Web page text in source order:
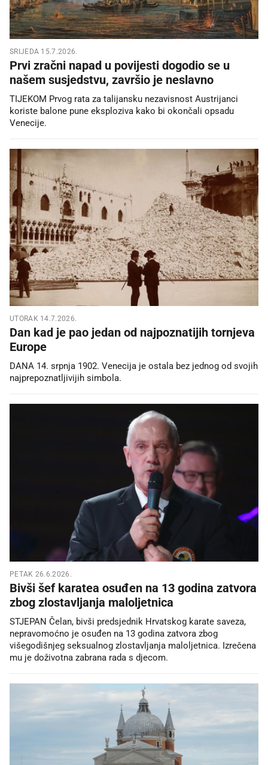
SRIJEDA 15.7.2026.
Prvi zračni napad u povijesti dogodio se u
našem susjedstvu, završio je neslavno
TIJEKOM Prvog rata za talijansku nezavisnost Austrijanci
koriste balone pune eksploziva kako bi okončali opsadu
Venecije.
UTORAK 14.7.2026.
Dan kad je pao jedan od najpoznatijih tornjeva
Europe
DANA 14. srpnja 1902. Venecija je ostala bez jednog od svojih
najprepoznatljivijih simbola.
PETAK 26.6.2026.
Bivši šef karatea osuđen na 13 godina zatvora
zbog zlostavljanja maloljetnica
STJEPAN Čelan, bivši predsjednik Hrvatskog karate saveza,
nepravomoćno je osuđen na 13 godina zatvora zbog
višegodišnjeg seksualnog zlostavljanja maloljetnica. Izrečena
mu je doživotna zabrana rada s djecom.